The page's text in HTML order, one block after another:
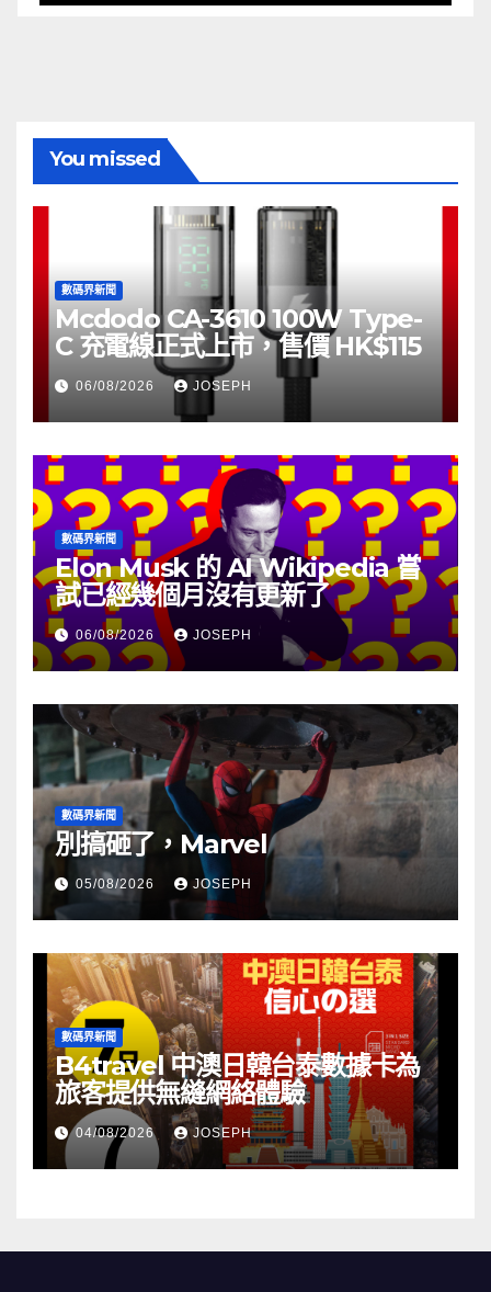
You missed
數碼界新聞
Mcdodo CA-3610 100W Type-
C 充電線正式上市，售價 HK$115
06/08/2026 JOSEPH
數碼界新聞
Elon Musk 的 AI Wikipedia 嘗
試已經幾個月沒有更新了
06/08/2026 JOSEPH
數碼界新聞
別搞砸了，Marvel
05/08/2026 JOSEPH
數碼界新聞
B4travel 中澳日韓台泰數據卡為
旅客提供無縫網絡體驗
04/08/2026 JOSEPH